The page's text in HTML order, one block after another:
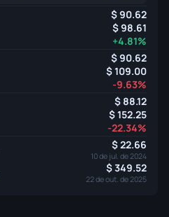
90.62
98.61
+4.81%
90.62
109.00
-9.63%
88.12
152.25
-22.34%
22.66
10 de jul. de 2024
349.52
22 de out. de 2025